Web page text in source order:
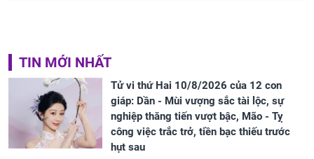
TIN MỚI NHẤT
Tử vi thứ Hai 10/8/2026 của 12 con
giáp: Dần - Mùi vượng sắc tài lộc, sự
nghiệp thăng tiến vượt bậc, Mão - Tỵ
công việc trắc trở, tiền bạc thiếu trước
hụt sau